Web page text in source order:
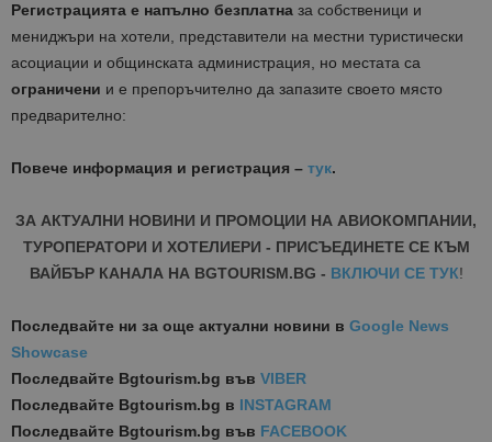
Регистрацията е напълно безплатна за собственици и
мениджъри на хотели, представители на местни туристически
асоциации и общинската администрация, но местата са
ограничени и е препоръчително да запазите своето място
предварително:
Повече информация и регистрация – тук.
ЗА АКТУАЛНИ НОВИНИ И ПРОМОЦИИ НА АВИОКОМПАНИИ,
ТУРОПЕРАТОРИ И ХОТЕЛИЕРИ - ПРИСЪЕДИНЕТЕ СЕ КЪМ
ВАЙБЪР КАНАЛА НА BGTOURISM.BG - ВКЛЮЧИ СЕ ТУК!
Последвайте ни за още актуални новини в Google News
Showcase
Последвайте Bgtourism.bg във VIBER
Последвайте Bgtourism.bg в INSTAGRAM
Последвайте Bgtourism.bg във FACEBOOK